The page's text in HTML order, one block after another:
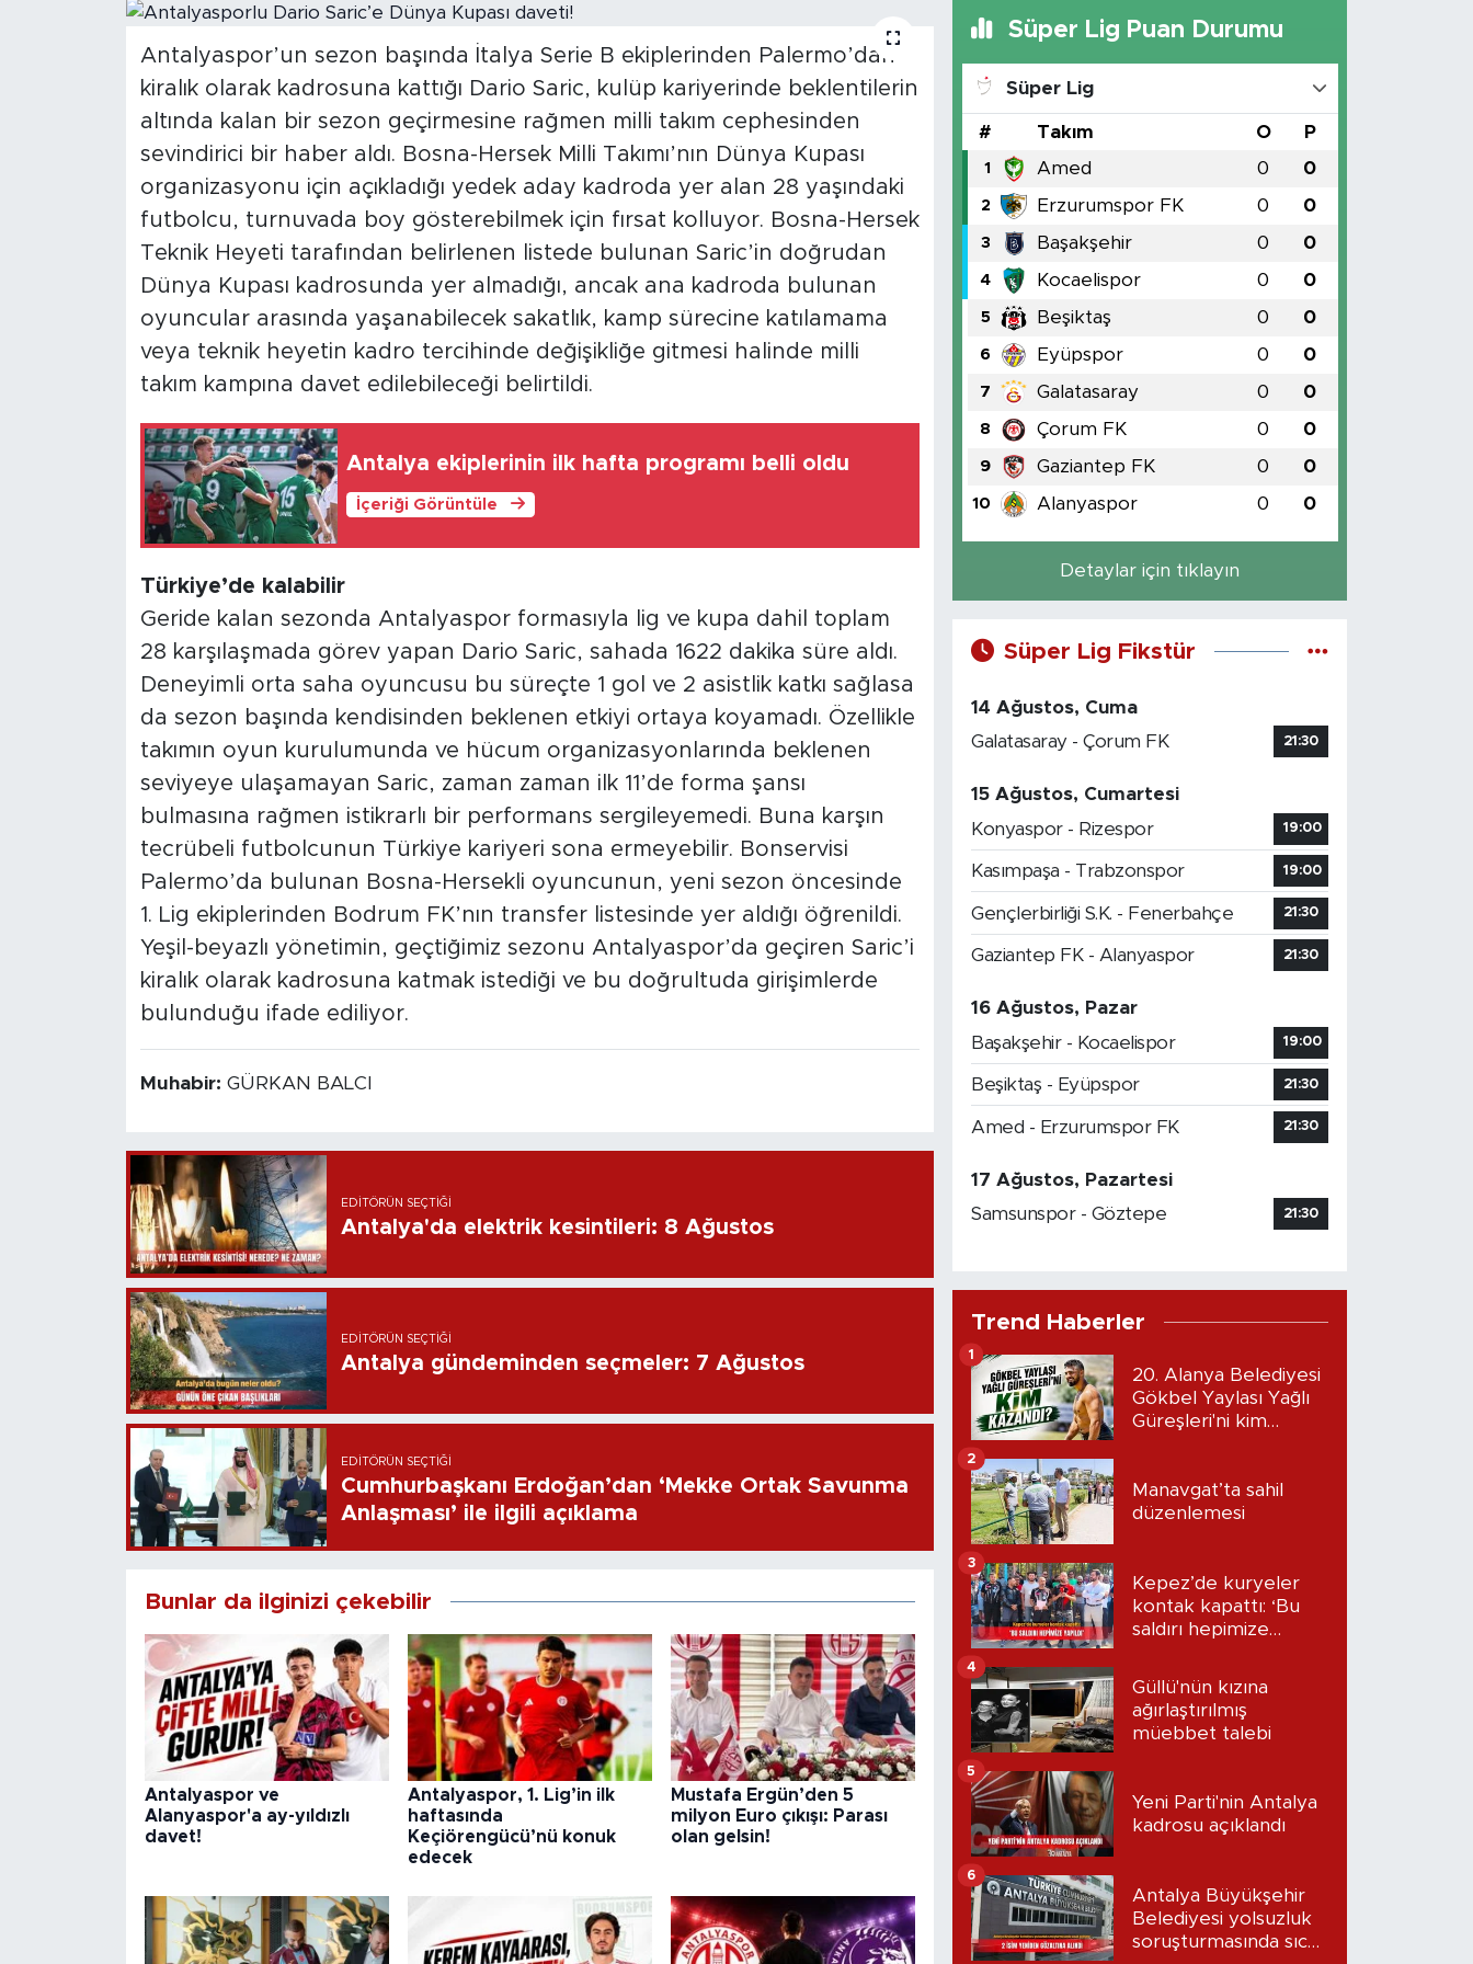
Antalyaspor’un sezon başında İtalya Serie B ekiplerinden Palermo’dan
kiralık olarak kadrosuna kattığı Dario Saric, kulüp kariyerinde beklentilerin
altında kalan bir sezon geçirmesine rağmen milli takım cephesinden
sevindirici bir haber aldı. Bosna-Hersek Milli Takımı’nın Dünya Kupası
organizasyonu için açıkladığı yedek aday kadroda yer alan 28 yaşındaki
futbolcu, turnuvada boy gösterebilmek için fırsat kolluyor. Bosna-Hersek
Teknik Heyeti tarafından belirlenen listede bulunan Saric’in doğrudan
Dünya Kupası kadrosunda yer almadığı, ancak ana kadroda bulunan
oyuncular arasında yaşanabilecek sakatlık, kamp sürecine katılamama
veya teknik heyetin kadro tercihinde değişikliğe gitmesi halinde milli
takım kampına davet edilebileceği belirtildi.
Antalya ekiplerinin ilk hafta programı belli oldu
İçeriği Görüntüle
Türkiye’de kalabilir
Geride kalan sezonda Antalyaspor formasıyla lig ve kupa dahil toplam
28 karşılaşmada görev yapan Dario Saric, sahada 1622 dakika süre aldı.
Deneyimli orta saha oyuncusu bu süreçte 1 gol ve 2 asistlik katkı sağlasa
da sezon başında kendisinden beklenen etkiyi ortaya koyamadı. Özellikle
takımın oyun kurulumunda ve hücum organizasyonlarında beklenen
seviyeye ulaşamayan Saric, zaman zaman ilk 11’de forma şansı
bulmasına rağmen istikrarlı bir performans sergileyemedi. Buna karşın
tecrübeli futbolcunun Türkiye kariyeri sona ermeyebilir. Bonservisi
Palermo’da bulunan Bosna-Hersekli oyuncunun, yeni sezon öncesinde
1. Lig ekiplerinden Bodrum FK’nın transfer listesinde yer aldığı öğrenildi.
Yeşil-beyazlı yönetimin, geçtiğimiz sezonu Antalyaspor’da geçiren Saric’i
kiralık olarak kadrosuna katmak istediği ve bu doğrultuda girişimlerde
bulunduğu ifade ediliyor.
Muhabir: GÜRKAN BALCI
EDITÖRÜN SEÇTIĞI
Antalya'da elektrik kesintileri: 8 Ağustos
EDITÖRÜN SEÇTIĞI
Antalya gündeminden seçmeler: 7 Ağustos
EDITÖRÜN SEÇTIĞI
Cumhurbaşkanı Erdoğan’dan ‘Mekke Ortak Savunma
Anlaşması’ ile ilgili açıklama
Bunlar da ilginizi çekebilir
Antalyaspor ve
Alanyaspor'a ay-yıldızlı
davet!
Antalyaspor, 1. Lig’in ilk
haftasında
Keçiörengücü’nü konuk
edecek
Mustafa Ergün’den 5
milyon Euro çıkışı: Parası
olan gelsin!
Süper Lig Puan Durumu
Süper Lig
# Takım O P
1 Amed 0 0
2 Erzurumspor FK 0 0
3 Başakşehir 0 0
4 Kocaelispor 0 0
5 Beşiktaş 0 0
6 Eyüpspor 0 0
7 Galatasaray 0 0
8 Çorum FK 0 0
9 Gaziantep FK 0 0
10 Alanyaspor 0 0
Detaylar için tıklayın
Süper Lig Fikstür
14 Ağustos, Cuma
Galatasaray - Çorum FK
21:30
15 Ağustos, Cumartesi
Konyaspor - Rizespor
19:00
Kasımpaşa - Trabzonspor 19:00
Gençlerbirliği S.K. - Fenerbahçe 21:30
Gaziantep FK - Alanyaspor 21:30
16 Ağustos, Pazar
Başakşehir - Kocaelispor
19:00
Beşiktaş - Eyüpspor 21:30
Amed - Erzurumspor FK 21:30
17 Ağustos, Pazartesi
Samsunspor - Göztepe
21:30
Trend Haberler
20. Alanya Belediyesi
Gökbel Yaylası Yağlı
Güreşleri'ni kim
1
Manavgat’ta sahil
düzenlemesi
2
Kepez’de kuryeler
kontak kapattı: ‘Bu
saldırı hepimize
3
Güllü'nün kızına
ağırlaştırılmış
müebbet talebi
4
Yeni Parti'nin Antalya
kadrosu açıklandı
5
Antalya Büyükşehir
Belediyesi yolsuzluk
soruşturmasında sıcak
6
Özel Haber
Resmi İlanlar